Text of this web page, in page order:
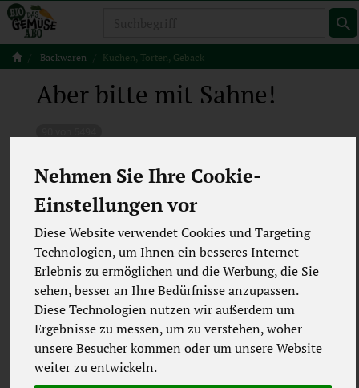
Nehmen Sie Ihre Cookie-
Einstellungen vor
Diese Website verwendet Cookies und Targeting
Technologien, um Ihnen ein besseres Internet-
Erlebnis zu ermöglichen und die Werbung, die Sie
sehen, besser an Ihre Bedürfnisse anzupassen.
Diese Technologien nutzen wir außerdem um
Ergebnisse zu messen, um zu verstehen, woher
unsere Besucher kommen oder um unsere Website
weiter zu entwickeln.
Backwaren Kuchen, Torten, Gebäck
Aber bitte mit Sahne!
Frischer Kuchen zum Kaffee? 4 Stücke oder doch
lieber einen ganzen Kuchen?
Bei uns kannst du köstlich süße Backwaren der
Steinofenbäcker Ibbenbühren bestellen.
Der Bestellschluss für die Montags- und
Dienstagskunden ist freitags 10:00 Uhr.
Für alle anderen Kunden ist der Bestellschluss 2
Tage vor der Lieferung 08:00 Uhr.